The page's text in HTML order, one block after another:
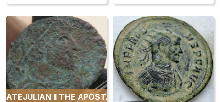
JULIAN II THE APOSTATEJULIAN II THE APOSTATE